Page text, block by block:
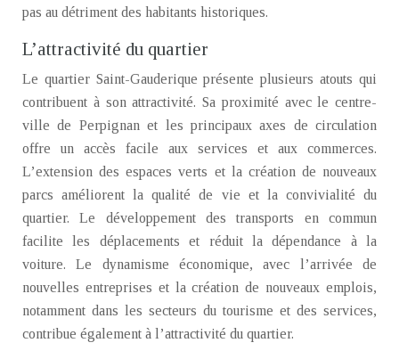
pas au détriment des habitants historiques.
L’attractivité du quartier
Le quartier Saint-Gauderique présente plusieurs atouts qui
contribuent à son attractivité. Sa proximité avec le centre-
ville de Perpignan et les principaux axes de circulation
offre un accès facile aux services et aux commerces.
L’extension des espaces verts et la création de nouveaux
parcs améliorent la qualité de vie et la convivialité du
quartier. Le développement des transports en commun
facilite les déplacements et réduit la dépendance à la
voiture. Le dynamisme économique, avec l’arrivée de
nouvelles entreprises et la création de nouveaux emplois,
notamment dans les secteurs du tourisme et des services,
contribue également à l’attractivité du quartier.